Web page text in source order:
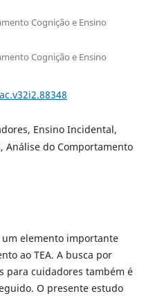
Cognição e Ensino
Cognição e Ensino
Ensino Incidental,
Análise do Comportamento
elemento importante
ao TEA. A busca por
para cuidadores também é
O presente estudo